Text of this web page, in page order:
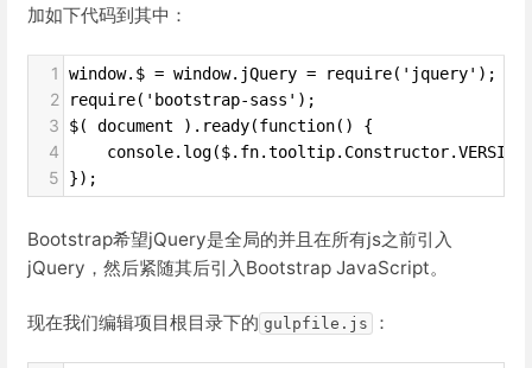
加如下代码到其中：
1 window.$ = window.jQuery = require('jquery');
2 require('bootstrap-sass');
3 $( document ).ready(function() {
4
5 });
Bootstrap希望jQuery是全局的并且在所有js之前引入
jQuery，然后紧随其后引入Bootstrap JavaScript。
现在我们编辑项目根目录下的 gulpfile.js ：